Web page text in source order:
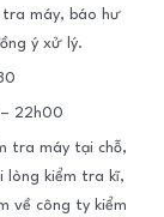
tra máy, báo hư
ý xử lý.
– 22h00
tra máy tại chỗ,
lòng kiểm tra kĩ,
về công ty kiểm